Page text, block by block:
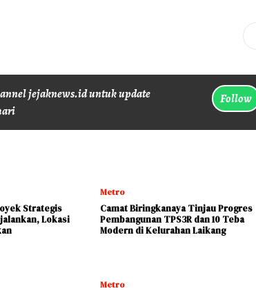
jejaknews.id untuk update
Follow
Strategis
Lokasi
Metro
Camat Biringkanaya Tinjau Progres
Pembangunan TPS3R dan 10 Teba
Modern di Kelurahan Laikang
Metro